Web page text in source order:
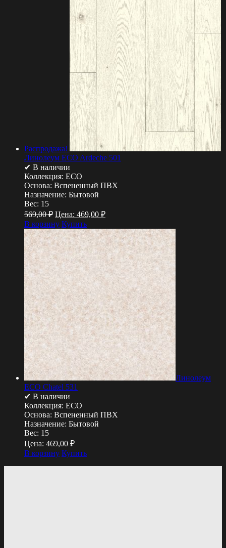
Распродажа!
Линолеум ECO Ardeche 501
✔ В наличии
Коллекция: ECO
Основа: Вспененный ПВХ
Назначение: Бытовой
Вес: 15
569,00₽ Цена: 469,00 ₽
В корзину Купить
Линолеум
ECO Chatel 531
✔ В наличии
Коллекция: ECO
Основа: Вспененный ПВХ
Назначение: Бытовой
Вес: 15
Цена: 469,00 ₽
В корзину Купить